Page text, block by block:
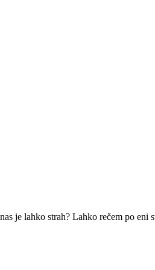
je lahko strah? Lahko rečem po eni